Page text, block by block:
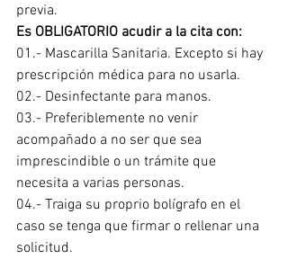
previa.
Es OBLIGATORIO acudir a la cita con:
01.- Mascarilla Sanitaria. Excepto si hay
prescripción médica para no usarla.
02.- Desinfectante para manos.
03.- Preferiblemente no venir
acompañado a no ser que sea
imprescindible o un trámite que
necesita a varias personas.
04.- Traiga su proprio bolígrafo en el
caso se tenga que firmar o rellenar una
solicitud.